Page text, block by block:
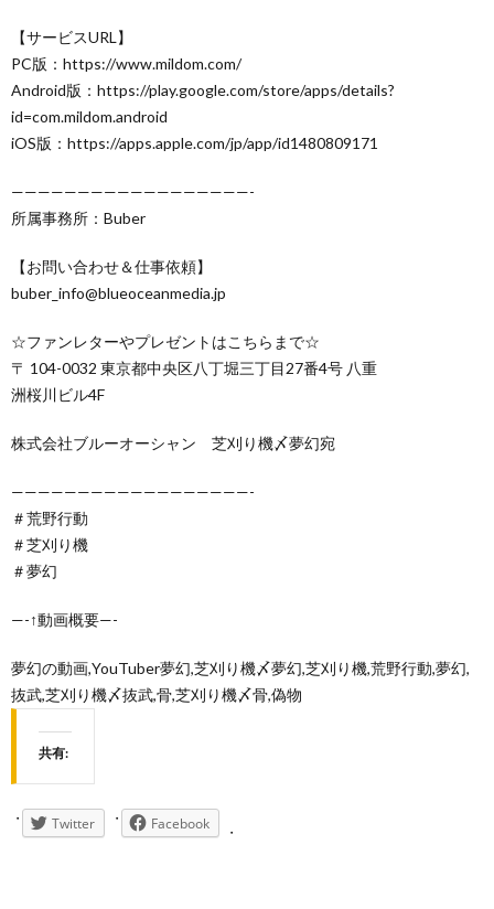
【サービスURL】
PC版：https://www.mildom.com/
Android版：https://play.google.com/store/apps/details?
id=com.mildom.android
iOS版：https://apps.apple.com/jp/app/id1480809171
——————————————————-
所属事務所：Buber
【お問い合わせ＆仕事依頼】
buber_info@blueoceanmedia.jp
☆ファンレターやプレゼントはこちらまで☆
〒 104-0032 東京都中央区八丁堀三丁目27番4号 八重
洲桜川ビル4F
株式会社ブルーオーシャン 芝刈り機〆夢幻宛
——————————————————-
＃荒野行動
＃芝刈り機
＃夢幻
—-↑動画概要—-
夢幻の動画,YouTuber夢幻,芝刈り機〆夢幻,芝刈り機,荒野行動,夢幻,
抜武,芝刈り機〆抜武,骨,芝刈り機〆骨,偽物
共有:
Twitter Facebook